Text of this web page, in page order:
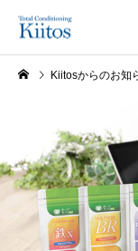
Kiitosからのお知